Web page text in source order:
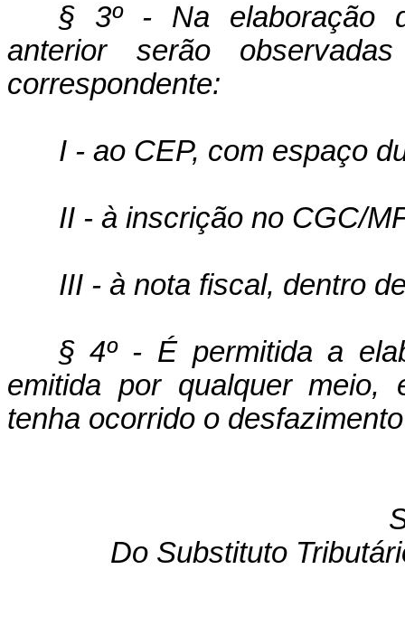
§ 3º - Na elaboração
anterior serão
correspondente:
I - ao CEP, com espaço
II - à inscrição no CGC/
III - à nota fiscal, dentro
§ 4º - É permitida a
emitida por qualquer
tenha ocorrido o
Do Substituto